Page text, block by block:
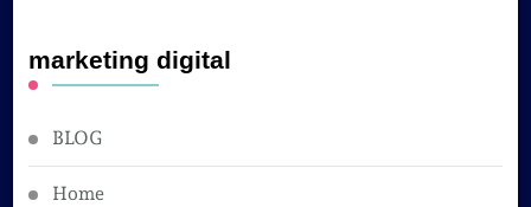
marketing digital
BLOG
Home